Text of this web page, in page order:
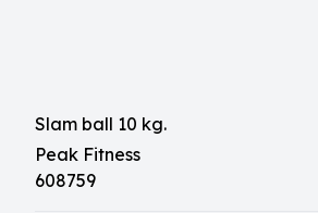
Slam ball 10 kg.
Peak Fitness
608759